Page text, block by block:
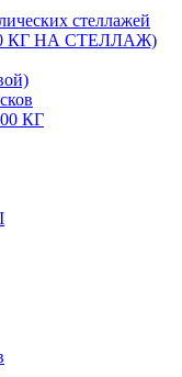
стеллажей
КГ НА СТЕЛЛАЖ)
КГ